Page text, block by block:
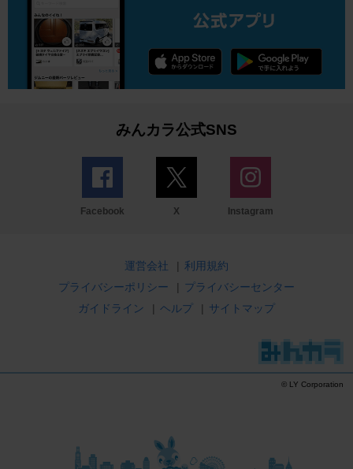
みんカラ公式SNS
Facebook X Instagram
運営会社 | 利用規約
プライバシーポリシー
| プライバシーセンター
ガイドライン
| ヘルプ | サイトマップ
© LY Corporation